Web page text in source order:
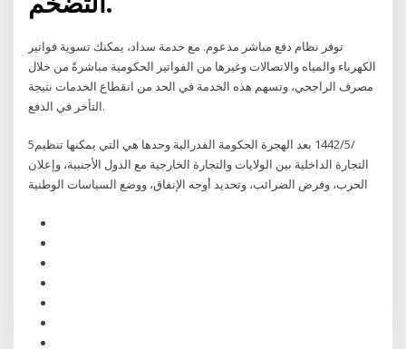
توفر نظام دفع مباشر مدعوم. مع خدمة سداد، يمكنك تسوية فواتير
الكهرباء والمياه والاتصالات وغيرها من الفواتير الحكومية مباشرةً من خلال
مصرف الراجحي، وتسهم هذه الخدمة في الحد من انقطاع الخدمات نتيجة
التأخر في الدفع.
5‏‏/5‏‏/1442 بعد الهجرة الحكومة الفدرالية وحدها هي التي يمكنها تنظيم
التجارة الداخلية بين الولايات والتجارة الخارجية مع الدول الأجنبية، وإعلان
الحرب، وفرض الضرائب، وتحديد أوجه الإنفاق، ووضع السياسات الوطنية